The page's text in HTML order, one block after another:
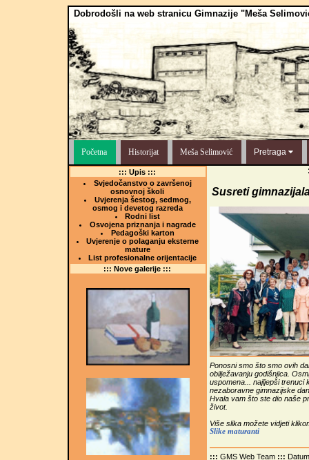
Dobrodošli na web stranicu Gimnazije "Meša
Početna Historijat Meša Selimović Pretraga
::: Upis :::
Svjedočanstvo o završenoj
osnovnoj školi
Uvjerenja šestog, sedmog,
osmog i devetog razreda
Rodni list
Osvojena priznanja i nagrade
Pedagoški karton
Uvjerenje o polaganju eksterne
mature
List profesionalne orijentacije
::: Nove galerije :::
Susreti
Ponosni smo što smo ovih
obilježavanju godišnjica.
uspomena... najljepši trenuci
nezaboravne gimnazijske
Hvala vam što ste dio naše
život.
Više slika možete vidjeti
Slike maturanti
::: GMS Web Team :::